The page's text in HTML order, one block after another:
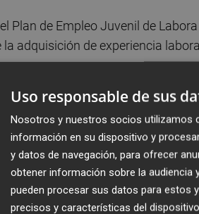
Plan de Empleo Juvenil de
adquisición de experiencia
cubrir uno de los puestos de
desempleadas en un Espai
con datos de estudios,
3.879.000 euros, financiados
la Comunitat Valenciana lo
Uso responsable de sus
Nosotros y nuestros socios utilizamos
información en su dispositivo y
y datos de navegación, para ofrecer
obtener información sobre la audiencia
pueden procesar sus datos para estos
precisos y características del